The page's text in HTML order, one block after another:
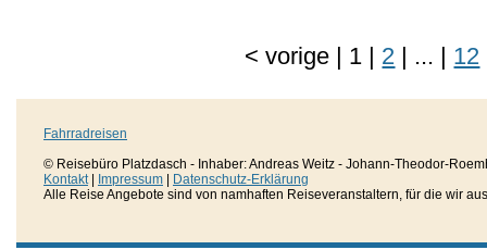
<vorige | 1 | 2 | ... | 12
Fahrradreisen
© Reisebüro Platzdasch - Inhaber: Andreas Weitz - Johann-Theodor-
Kontakt| Impressum
Datenschutz-Erklärung
Alle Reise Angebote sind von namhaften Reiseveranstaltern, für die wir